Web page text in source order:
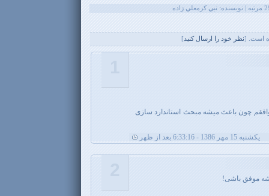
است. [نظر خود را ارسال کنيد ]
چون باعث میشه مبحث استاندارد سازی
يکشنبه 15 مهر 1386 - 6:33:16 بعد از ظهر
موفق باشی!